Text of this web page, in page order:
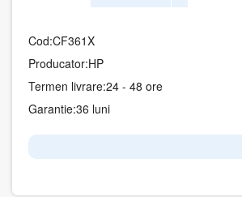
Cod:CF361X
Producator:HP
Termen livrare:24 - 48 ore
Garantie:36 luni